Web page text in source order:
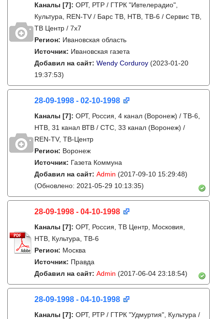
Каналы [7]: ОРТ, РТР / ГТРК "Ивтелерадио",
Культура, REN-TV / Барс ТВ, НТВ, ТВ-6 / Сервис ТВ,
ТВ Центр / 7х7
Регион: Ивановская область
Источник: Ивановская газета
Добавил на сайт: Wendy Corduroy (2023-01-20
19:37:53)
28-09-1998 - 02-10-1998
Каналы [7]: ОРТ, Россия, 4 канал (Воронеж) / ТВ-6,
НТВ, 31 канал ВТВ / СТС, 33 канал (Воронеж) /
REN-TV, ТВ-Центр
Регион: Воронеж
Источник: Газета Коммуна
Добавил на сайт: Admin (2017-09-10 15:29:48)
(Обновлено: 2021-05-29 10:13:35)
28-09-1998 - 04-10-1998
Каналы [7]: ОРТ, Россия, ТВ Центр, Московия,
НТВ, Культура, ТВ-6
Регион: Москва
Источник: Правда
Добавил на сайт: Admin (2017-06-04 23:18:54)
28-09-1998 - 04-10-1998
Каналы [7]: ОРТ, РТР / ГТРК "Удмуртия", Культура /